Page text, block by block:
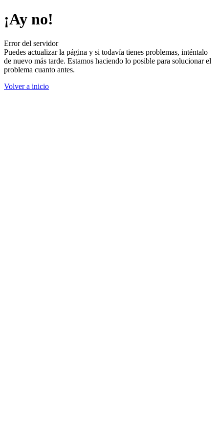
¡Ay no!
Error del servidor
Puedes actualizar la página y si todavía tienes problemas, inténtalo
de nuevo más tarde. Estamos haciendo lo posible para solucionar el
problema cuanto antes.
Volver a inicio